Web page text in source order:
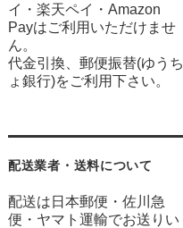
イ・楽天ペイ・Amazon
Payはご利用いただけませ
ん。
代金引換、郵便振替(ゆうち
ょ銀行)をご利用下さい。
配送業者・送料について
配送は日本郵便・佐川急
便・ヤマト運輸でお送りい